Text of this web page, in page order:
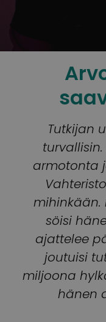
Tutkijan
armotonta
mihinkään.
söisi
ajattelee
joutuisi
miljoona
hänen